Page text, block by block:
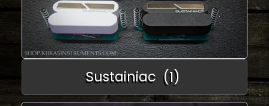
Sustainiac (1)